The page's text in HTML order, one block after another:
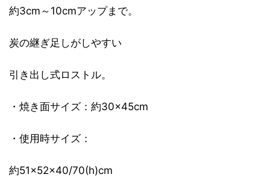
約3cm～10cmアップまで。
炭の継ぎ足しがしやすい
引き出し式ロストル。
・焼き面サイズ：約30×45cm
・使用時サイズ：
約51×52×40/70(h)cm